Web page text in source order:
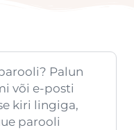
Palun
või e-posti
kiri lingiga,
parooli